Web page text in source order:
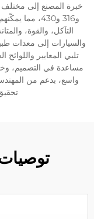
و316 و430،
التآكل، والقوة،
والسيارات إلى معدات
تلبي المعايير
مساعدة في التصميم،
واسع، بدعم من